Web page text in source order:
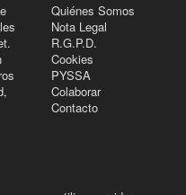
Quiénes Somos
Nota Legal
R.G.P.D.
Cookies
PYSSA
Colaborar
Contacto